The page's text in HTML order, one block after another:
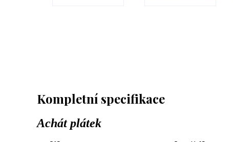
Kompletní specifikace
Achát plátek